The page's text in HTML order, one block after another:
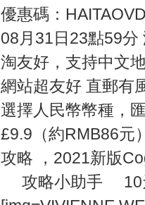
優惠碼：
08月31日23點59分
淘友好，支持中文
網站超友好 直郵有
選擇人民幣幣種，
£9.9（約RMB86元
攻略 ，2021新版
攻略小助手 10